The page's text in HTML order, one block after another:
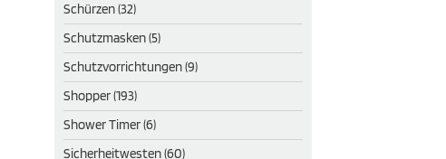
Schürzen (32)
Schutzmasken (5)
Schutzvorrichtungen (9)
Shopper (193)
Shower Timer (6)
Sicherheitwesten (60)